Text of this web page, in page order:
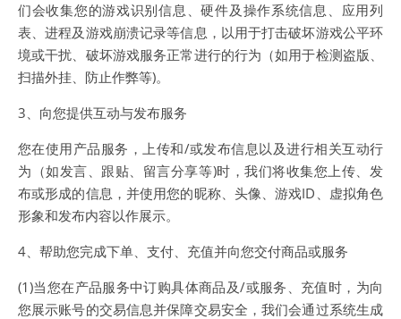
们会收集您的游戏识别信息、硬件及操作系统信息、应用列
表、进程及游戏崩溃记录等信息，以用于打击破坏游戏公平环
境或干扰、破坏游戏服务正常进行的行为（如用于检测盗版、
扫描外挂、防止作弊等)。
3、向您提供互动与发布服务
您在使用产品服务，上传和/或发布信息以及进行相关互动行
为（如发言、跟贴、留言分享等)时，我们将收集您上传、发
布或形成的信息，并使用您的昵称、头像、游戏ID、虚拟角色
形象和发布内容以作展示。
4、帮助您完成下单、支付、充值并向您交付商品或服务
(1)当您在产品服务中订购具体商品及/或服务、充值时，为向
您展示账号的交易信息并保障交易安全，我们会通过系统生成